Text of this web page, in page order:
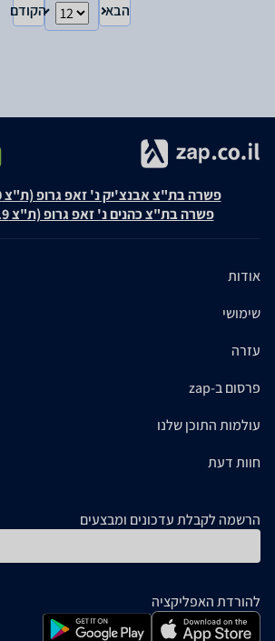
הבא הקודם
פשרה בת"צ אבנצ'יק נ' זאפ גרופ (ת"צ 23008-08-20)
פשרה בת"צ כהנים נ' זאפ גרופ (ת"צ 60371-12-19)
אודות
שימושי
עזרה
פרסום ב-zap
עולמות התוכן שלנו
חוות דעת
הרשמה לקבלת עדכונים ומבצעים
להורדת האפליקציה